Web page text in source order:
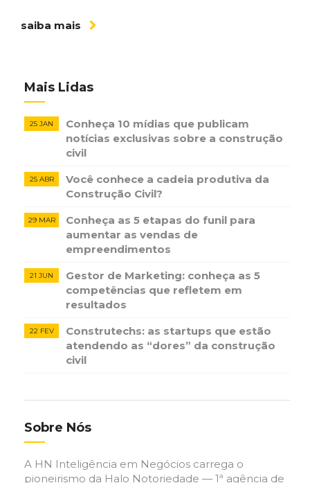
saiba mais
Mais Lidas
25 JAN
Conheça 10 mídias que publicam
notícias ​exclusivas sobre​ ​a construção​ ​
civil
25 ABR
Você conhece a cadeia produtiva da
Construção Civil?
29 MAR
Conheça as 5 etapas do funil para
aumentar as vendas de
empreendimentos
21 JUN
Gestor de Marketing: conheça as 5
competências que refletem em
resultados
22 FEV
Construtechs: as startups que estão
atendendo as “dores” da construção
civil
Sobre Nós
A HN Inteligência em Negócios carrega o
pioneirismo da Halo Notoriedade — 1ª agência de